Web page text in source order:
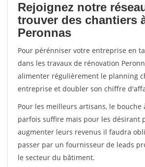
Rejoignez notre
trouver des chantiers
Peronnas
Pour pérénniser votre entreprise en
dans les travaux de rénovation
alimenter régulièrement le planning
entreprise et doubler son chiffre
Pour les meilleurs artisans, le bouche
parfois suffire mais pour les désirant
augmenter leurs revenus il faudra
passer par un fournisseur de leads
le secteur du bâtiment.